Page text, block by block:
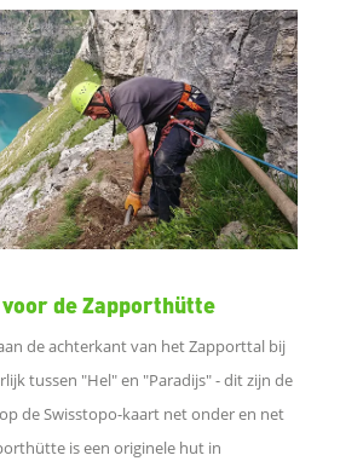
de Zapporthütte
de achterkant van het Zapporttal bij
tussen "Hel" en "Paradijs" - dit zijn de
de Swisstopo-kaart net onder en net
is een originele hut in